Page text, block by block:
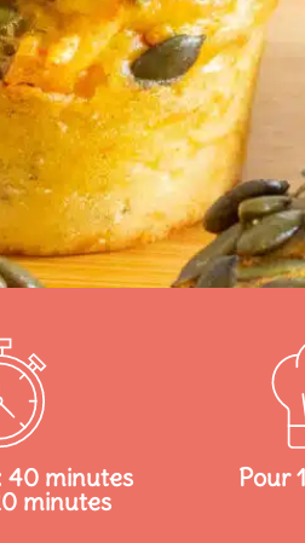
40 minutes
minutes
Pour